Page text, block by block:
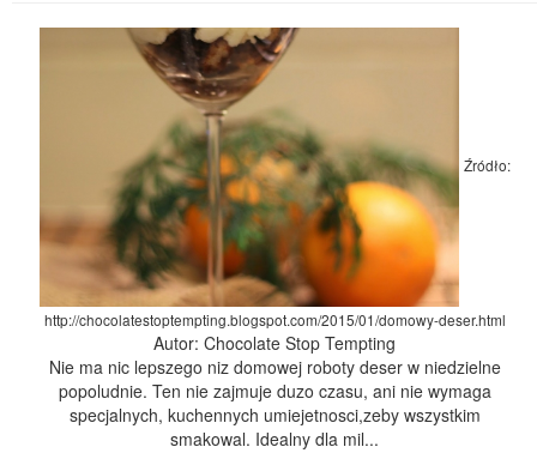
Źródło:
http://chocolatestoptempting.blogspot.com/2015/01/domowy-deser.html
Autor: Chocolate Stop Tempting
Nie ma nic lepszego niz domowej roboty deser w niedzielne
popoludnie. Ten nie zajmuje duzo czasu, ani nie wymaga
specjalnych, kuchennych umiejetnosci,zeby wszystkim
smakowal. Idealny dla mil...